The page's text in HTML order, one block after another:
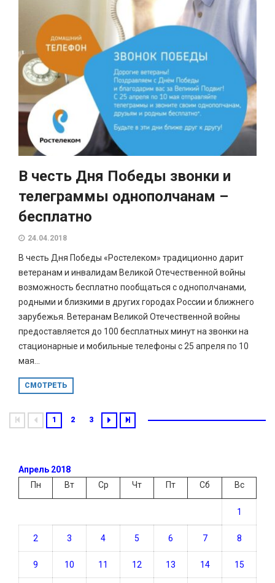
В честь Дня Победы звонки и
телеграммы однополчанам –
бесплатно
24.04.2018
В честь Дня Победы «Ростелеком» традиционно дарит
ветеранам и инвалидам Великой Отечественной войны
возможность бесплатно пообщаться с однополчанами,
родными и близкими в других городах России и ближнего
зарубежья. Ветеранам Великой Отечественной войны
предоставляется до 100 бесплатных минут на звонки на
стационарные и мобильные телефоны с 25 апреля по 10
мая...
СМОТРЕТЬ
1 2 3
Апрель 2018
Пн
Вт Ср Чт Пт Сб Вс
1
2 3 4 5 6 7 8
9 10 11 12 13 14 15